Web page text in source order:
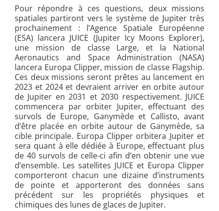
Pour répondre à ces questions, deux missions
spatiales partiront vers le système de Jupiter très
prochainement : l’Agence Spatiale Européenne
(ESA) lancera JUICE (Jupiter Icy Moons Explorer),
une mission de classe Large, et la National
Aeronautics and Space Administration (NASA)
lancera Europa Clipper, mission de classe Flagship.
Ces deux missions seront prêtes au lancement en
2023 et 2024 et devraient arriver en orbite autour
de Jupiter en 2031 et 2030 respectivement. JUICE
commencera par orbiter Jupiter, effectuant des
survols de Europe, Ganymède et Callisto, avant
d’être placée en orbite autour de Ganymède, sa
cible principale. Europa Clipper orbitera Jupiter et
sera quant à elle dédiée à Europe, effectuant plus
de 40 survols de celle-ci afin d’en obtenir une vue
d’ensemble. Les satellites JUICE et Europa Clipper
comporteront chacun une dizaine d’instruments
de pointe et apporteront des données sans
précédent sur les propriétés physiques et
chimiques des lunes de glaces de Jupiter.